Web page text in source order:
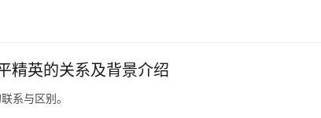
精英的关系及背景介绍
系与区别。